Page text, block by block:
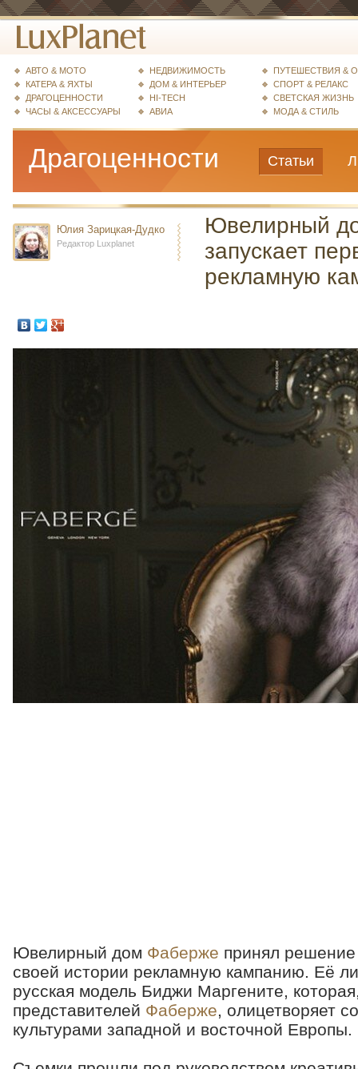
АВТО & МОТО
КАТЕРА & ЯХТЫ
ДРАГОЦЕННОСТИ
ЧАСЫ & АКСЕССУАРЫ
НЕДВИЖИМОСТЬ
ДОМ & ИНТЕРЬЕР
HI-TECH
АВИА
ПУТЕШЕСТВИЯ &
СПОРТ & РЕЛАКС
СВЕТСКАЯ ЖИЗНЬ
МОДА & СТИЛЬ
Драгоценности Статьи
Юлия Зарицкая-Дудко
Редактор Luxplanet
Ювелирный
запускает
рекламную
Ювелирный дом Фаберже принял решение
своей истории рекламную кампанию. Её
русская модель Биджи Маргените,
представителей Фаберже, олицетворяет
культурами западной и восточной Европы.